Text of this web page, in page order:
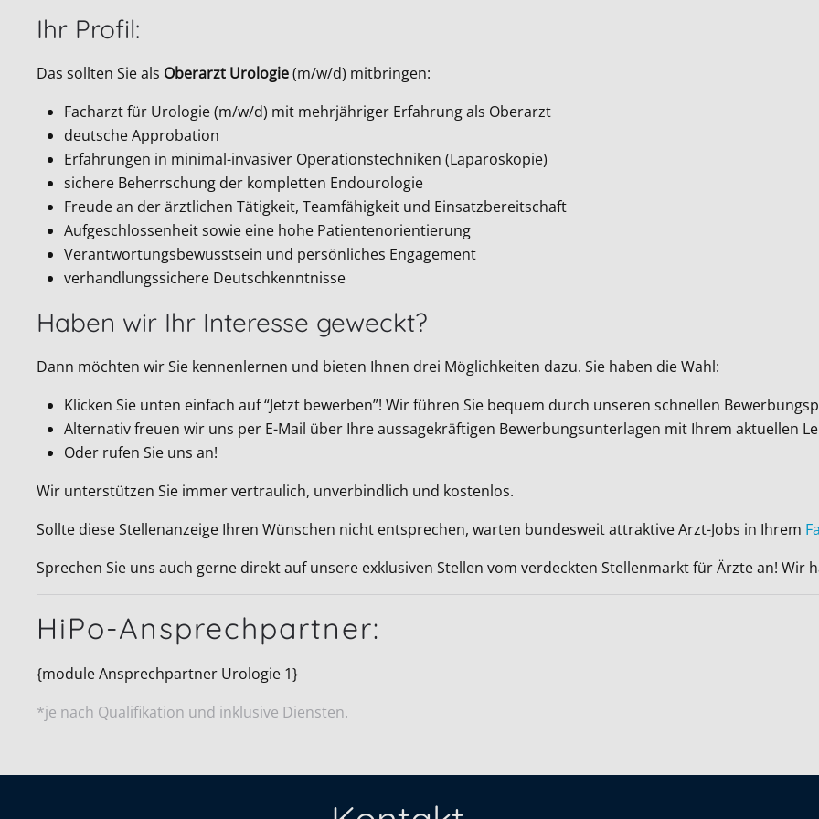
Ihr Profil:
Das sollten Sie als Oberarzt Urologie(m/w/d) mitbringen:
Facharzt für Urologie (m/w/d) mit mehrjähriger Erfahrung als Oberarzt
deutsche Approbation
Erfahrungen in minimal-invasiver Operationstechniken (Laparoskopie)
sichere Beherrschung der kompletten Endourologie
Freude an der ärztlichen Tätigkeit, Teamfähigkeit und Einsatzbereitschaft
Aufgeschlossenheit sowie eine hohe Patientenorientierung
Verantwortungsbewusstsein und persönliches Engagement
verhandlungssichere Deutschkenntnisse
Haben wir Ihr Interesse geweckt?
Dann möchten wir Sie kennenlernen und bieten Ihnen drei Möglichkeiten dazu. Sie haben die Wahl:
Klicken Sie unten einfach auf “Jetzt bewerben”! Wir führen Sie bequem durch unseren schnellen
Alternativ freuen wir uns per E-Mail über Ihre aussagekräftigen Bewerbungsunterlagen mit Ihrem aktuellen
Oder rufen Sie uns an!
Wir unterstützen Sie immer vertraulich, unverbindlich und kostenlos.
Sollte diese Stellenanzeige Ihren Wünschen nicht entsprechen, warten bundesweit attraktive Arzt-Jobs in Ihrem
Sprechen Sie uns auch gerne direkt auf unsere exklusiven Stellen vom verdeckten Stellenmarkt für Ärzte an! Wir
HiPo-Ansprechpartner:
{module Ansprechpartner Urologie 1}
*je nach Qualifikation und inklusive Diensten.